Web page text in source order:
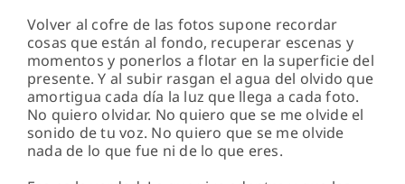
Volver al cofre de las fotos supone recordar
cosas que están al fondo, recuperar escenas y
momentos y ponerlos a flotar en la superficie del
presente. Y al subir rasgan el agua del olvido que
amortigua cada día la luz que llega a cada foto.
No quiero olvidar. No quiero que se me olvide el
sonido de tu voz. No quiero que se me olvide
nada de lo que fue ni de lo que eres.